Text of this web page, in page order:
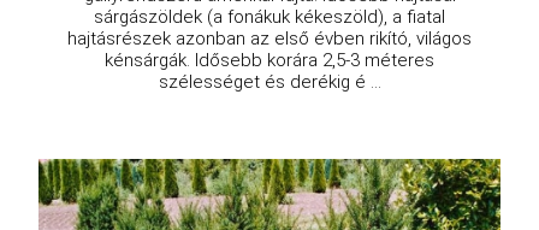
sárgászöldek (a fonákuk kékeszöld), a fiatal
hajtásrészek azonban az első évben rikító, világos
kénsárgák. Idősebb korára 2,5-3 méteres
szélességet és derékig é ...